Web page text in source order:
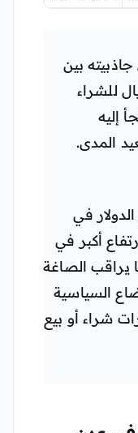
بين
ليسجل 397,000 ريال للشراء
إليه
المدى.
في
أكبر في
يراقب الصاغة
السياسية
شراء أو بيع